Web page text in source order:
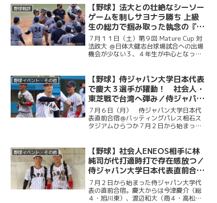
の皆様から、現役選手たちへ温かい祝福
のメッセージをお寄せい...
野球戦評
【野球】法大との壮絶なシーソー
ゲームを制しサヨナラ勝ち 上級
生の総力で掴み取った執念の『一
勝』／第９回MatureCup・法大
戦
７月１１日（土）第９回 Mature Cup 対
法政大 ＠日体大健志台球場試合への出場
機会が少ない３、４年生が中心となって
に２度追い付く粘りを見せると、１点ビ...
野球イベント・その他
【野球】侍ジャパン大学日本代表
で慶大３選手が躍動！ 社会人・
東芝戦で台湾へ弾み／侍ジャパン
大学日本代表直前合宿５日目
７月６日（月） 侍ジャパン大学日本代
表直前合宿＠バッティングパレス相石ス
タジアムひらつか７月２日から始まった
大（商４・高松商業）、林純司（環３・
報徳学園）の３選手が選出...
野球イベント・その他
【野球】社会人ENEOS相手に林
純司が代打適時打で存在感放つ／
侍ジャパン大学日本代表直前合宿
３日目
７月２日から始まった侍ジャパン大学代
表の直前合宿。慶大からは今津慶介（総
４・旭川東）、渡辺和大（商４・高松商